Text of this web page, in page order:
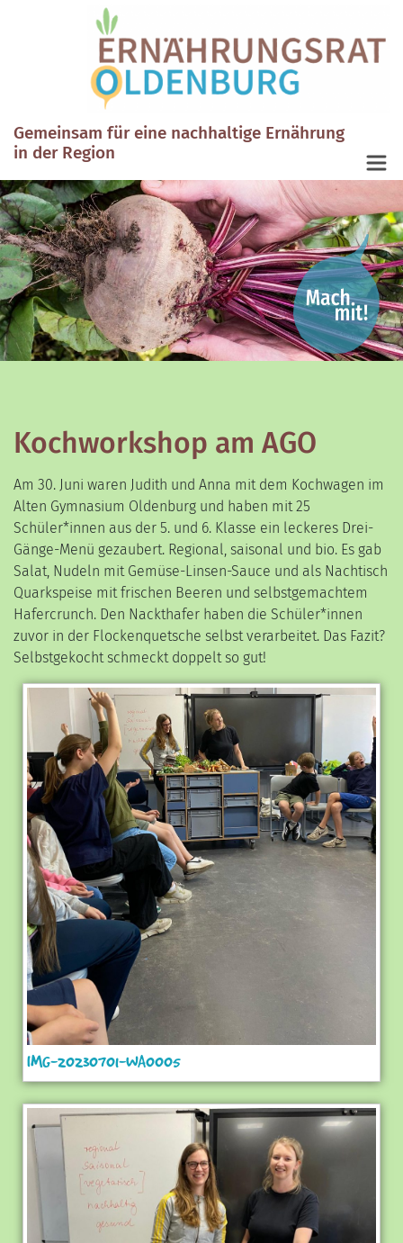
Gemeinsam für eine nachhaltige Ernährung
in der Region
Kochworkshop am AGO
Am 30. Juni waren Judith und Anna mit dem Kochwagen im
Alten Gymnasium Oldenburg und haben mit 25
Schüler*innen aus der 5. und 6. Klasse ein leckeres Drei-
Gänge-Menü gezaubert. Regional, saisonal und bio. Es gab
Salat, Nudeln mit Gemüse-Linsen-Sauce und als Nachtisch
Quarkspeise mit frischen Beeren und selbstgemachtem
Hafercrunch. Den Nackthafer haben die Schüler*innen
zuvor in der Flockenquetsche selbst verarbeitet. Das Fazit?
Selbstgekocht schmeckt doppelt so gut!
IMG-20230701-WA0005